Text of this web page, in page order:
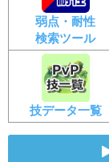
弱点・耐性
検索ツール
技データ一覧